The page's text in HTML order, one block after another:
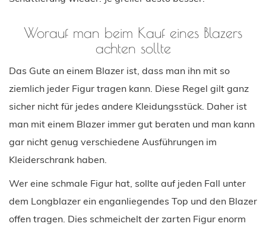
Worauf man beim Kauf eines Blazers
achten sollte
Das Gute an einem Blazer ist, dass man ihn mit so
ziemlich jeder Figur tragen kann. Diese Regel gilt ganz
sicher nicht für jedes andere Kleidungsstück. Daher ist
man mit einem Blazer immer gut beraten und man kann
gar nicht genug verschiedene Ausführungen im
Kleiderschrank haben.
Wer eine schmale Figur hat, sollte auf jeden Fall unter
dem Longblazer ein enganliegendes Top und den Blazer
offen tragen. Dies schmeichelt der zarten Figur enorm